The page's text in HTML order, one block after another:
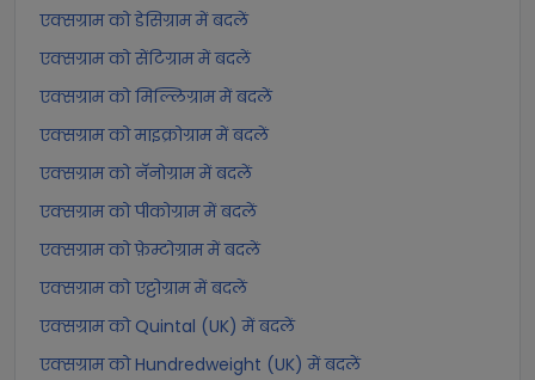
एक्सग्राम को डेसिग्राम में बदलें
एक्सग्राम को सेंटिग्राम में बदलें
एक्सग्राम को मिल्लिग्राम में बदलें
एक्सग्राम को माइक्रोग्राम में बदलें
एक्सग्राम को नॅनोग्राम में बदलें
एक्सग्राम को पीकोग्राम में बदलें
एक्सग्राम को फ़ेम्टोग्राम में बदलें
एक्सग्राम को एट्टोग्राम में बदलें
एक्सग्राम को Quintal (UK) में बदलें
एक्सग्राम को Hundredweight (UK) में बदलें